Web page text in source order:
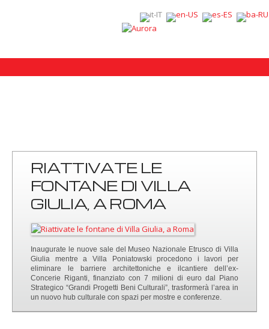
RIATTIVATE LE
FONTANE DI VILLA
GIULIA, A ROMA
Inaugurate le nuove sale del Museo Nazionale Etrusco di Villa
Giulia mentre a Villa Poniatowski procedono i lavori per
eliminare le barriere architettoniche e ilcantiere dell’ex-
Concerie Riganti, finanziato con 7 milioni di euro dal Piano
Strategico “Grandi Progetti Beni Culturali”, trasformerà l’area in
un nuovo hub culturale con spazi per mostre e conferenze.